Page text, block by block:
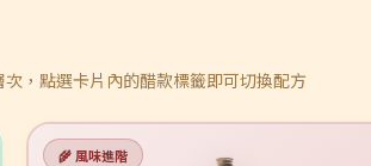
，點選卡片內的醋款標籤即可切換配方
🌾 風味進階